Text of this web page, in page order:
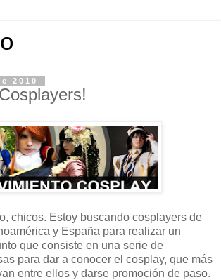
2010
chicos. Estoy buscando cosplayers de
y España para realizar un
que consiste en una serie de
para dar a conocer el cosplay, que más
entre ellos y darse promoción de paso.